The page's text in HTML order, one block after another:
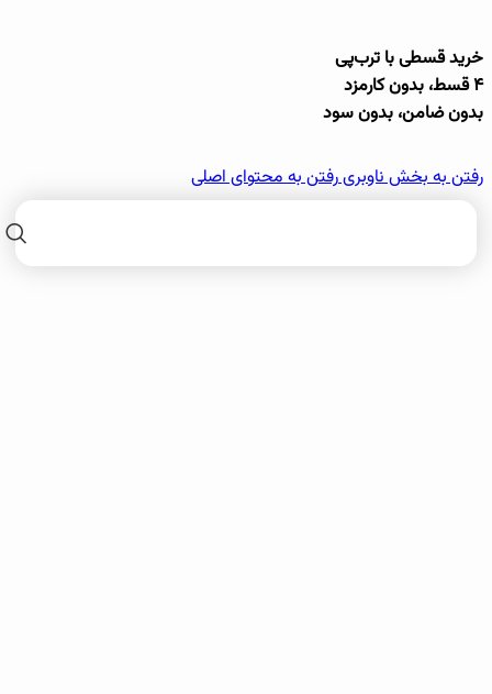
خرید قسطی با ترب‌پی
۴ قسط، بدون کارمزد
بدون ضامن، بدون سود
رفتن به بخش ناوبریرفتن به محتوای اصلی